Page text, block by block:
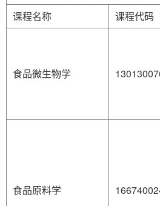
课程名称
课程代码
食品微生物学
食品原料学